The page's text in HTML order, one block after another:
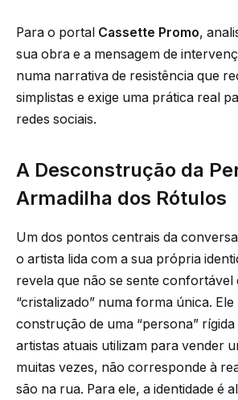
Para o portal Cassette Promo,
sua obra e a mensagem de
numa narrativa de resistência que
simplistas e exige uma prática real
redes sociais.
A Desconstrução da
Armadilha dos Rótulos
Um dos pontos centrais da
o artista lida com a sua própria
revela que não se sente confortável
“cristalizado” numa forma única. Ele
construção de uma “persona” rígida
artistas atuais utilizam para vender
muitas vezes, não corresponde à
são na rua. Para ele, a identidade é